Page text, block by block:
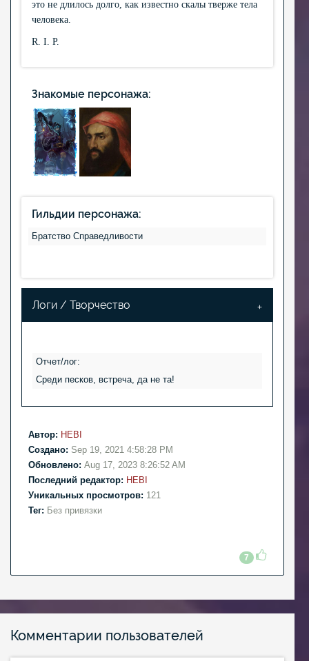
это не длилось долго, как известно скалы тверже тела
человека.
R. I. P.
Знакомые персонажа:
Гильдии персонажа:
Братство Справедливости
Логи / Творчество
Отчет/лог:
Среди песков, встреча, да не та!
Автор: HEBI
Создано: Sep 19, 2021 4:58:28 PM
Обновлено: Aug 17, 2023 8:26:52 AM
Последний редактор: HEBI
Уникальных просмотров: 121
Тег: Без привязки
7
Комментарии пользователей